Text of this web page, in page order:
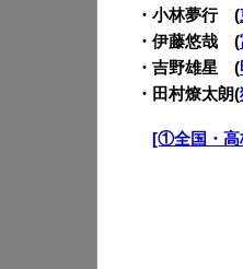
・小林夢行 (
・伊藤悠哉 (
・吉野雄星 (
・田村燎太朗(
[①全国・高